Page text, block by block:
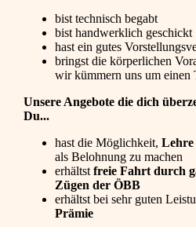
bist technisch begabt
bist handwerklich geschickt
hast ein gutes
bringst die körperlichen
wir kümmern uns um
Unsere Angebote die dich
Du...
hast die Möglichkeit,
als Belohnung zu machen
erhältst freie Fahrt durch
Zügen der ÖBB
erhältst bei sehr guten
Prämie